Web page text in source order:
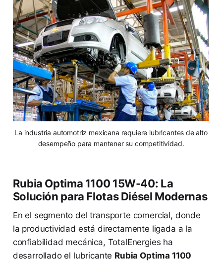
La industria automotriz mexicana requiere lubricantes de alto
desempeño para mantener su competitividad.
Rubia Optima 1100 15W-40: La
Solución para Flotas Diésel Modernas
En el segmento del transporte comercial, donde
la productividad está directamente ligada a la
confiabilidad mecánica, TotalEnergies ha
desarrollado el lubricante Rubia Optima 1100